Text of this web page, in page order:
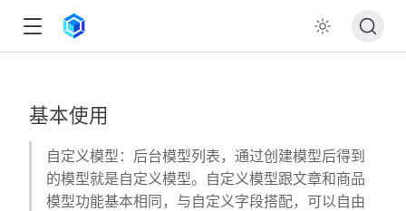
基本使用
自定义模型：后台模型列表，通过创建模型后得到
的模型就是自定义模型。自定义模型跟文章和商品
模型功能基本相同，与自定义字段搭配，可以自由